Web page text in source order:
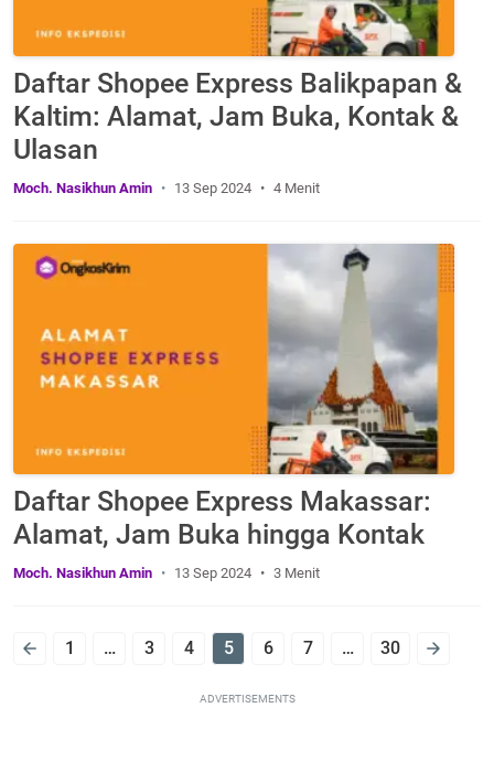
Daftar Shopee Express Balikpapan &
Kaltim: Alamat, Jam Buka, Kontak &
Ulasan
Moch. Nasikhun Amin 13 Sep 2024 4 Menit
Daftar Shopee Express Makassar:
Alamat, Jam Buka hingga Kontak
Moch. Nasikhun Amin 13 Sep 2024 3 Menit
1 … 3 4 5 6 7 … 30
ADVERTISEMENTS